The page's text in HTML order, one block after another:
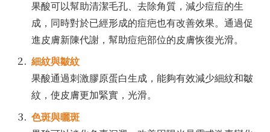
果酸可以幫助清潔毛孔、去除角質，減少痘痘的生
成，同時對於已經形成的痘疤也有改善效果。通過促
進皮膚新陳代謝，幫助痘疤部位的皮膚恢復光滑。
細紋與皺紋
果酸通過刺激膠原蛋白生成，能夠有效減少細紋和皺
紋，使皮膚更加緊實，光滑。
色斑與曬斑